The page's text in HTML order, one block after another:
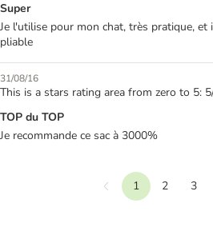
Super
Je l'utilise pour mon chat, très pratique,
pliable
31/08/16
This is a stars rating area from zero to 5:
TOP du TOP
Je recommande ce sac à 3000%
Précédent
1 2 3